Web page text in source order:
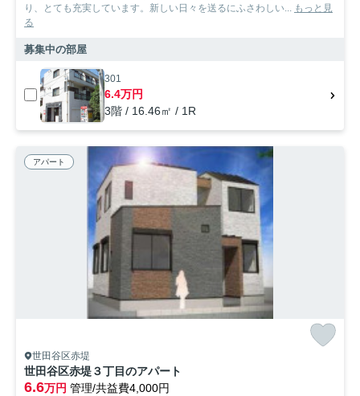
り、とても充実しています。新しい日々を送るにふさわしい...
もっと見
る
募集中の部屋
301
6.4万円
3階 / 16.46㎡ / 1R
アパート
世田谷区赤堤
世田谷区赤堤３丁目のアパート
6.6万円 管理/共益費4,000円